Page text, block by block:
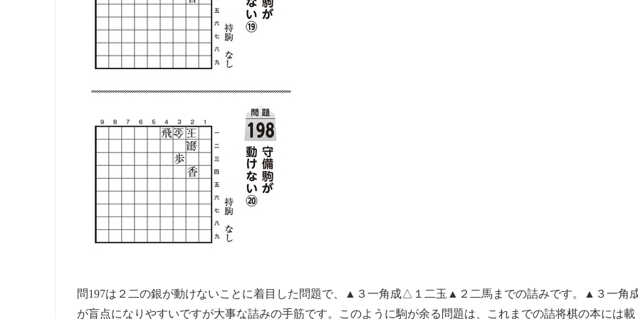
問197は２二の銀が動けないことに着目した問題で、▲３一角成△１二玉▲２二馬までの詰みです。▲３一角
が盲点になりやすいですが大事な詰みの手筋です。このように駒が余る問題は、これまでの詰将棋の本には載